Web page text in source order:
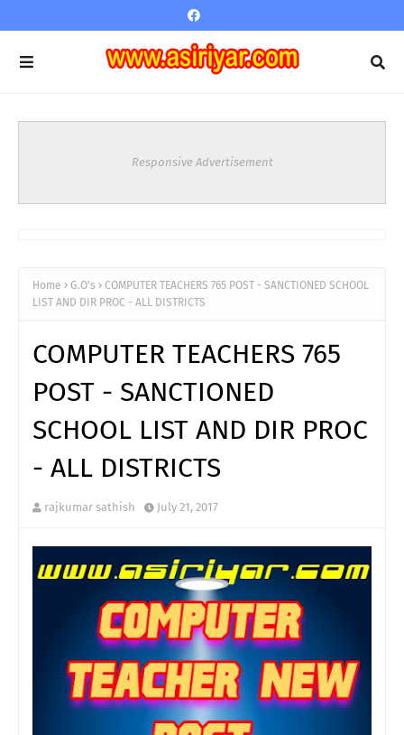
Responsive Advertisement
Home G.O's
COMPUTER TEACHERS 765 POST - SANCTIONED SCHOOL
LIST AND DIR PROC - ALL DISTRICTS
COMPUTER TEACHERS 765
POST - SANCTIONED
SCHOOL LIST AND DIR PROC
- ALL DISTRICTS
rajkumar sathish July 21, 2017